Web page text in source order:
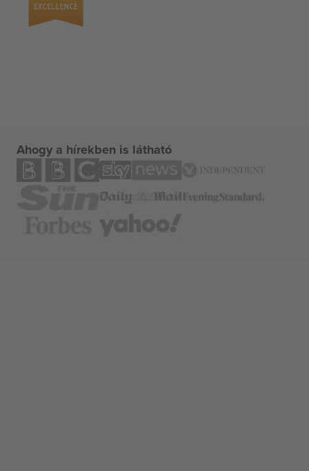
Ahogy a hírekben is látható